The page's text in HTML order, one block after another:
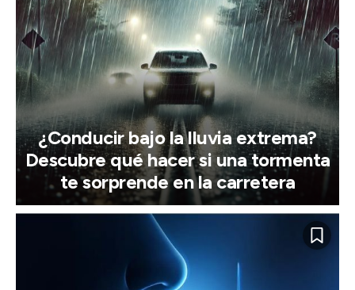
¿Conducir bajo la lluvia extrema?
Descubre qué hacer si una tormenta
te sorprende en la carretera